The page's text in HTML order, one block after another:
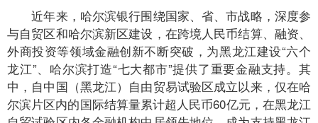
近年来，哈尔滨银行围绕国家、省、市战略，深度参
与自贸区和哈尔滨新区建设，在跨境人民币结算、融资、
外商投资等领域金融创新不断突破，为黑龙江建设“六个
龙江”、哈尔滨打造“七大都市”提供了重要金融支持。其
中，自中国（黑龙江）自由贸易试验区成立以来，仅在哈
尔滨片区内的国际结算量累计超人民币60亿元，在黑龙江